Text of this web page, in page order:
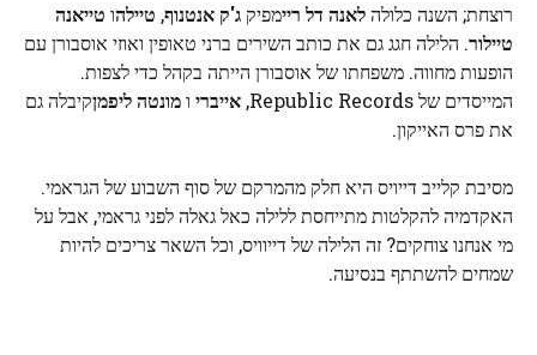
רוצחת; השנה כלולהלאנה דל ריימפיק ג'ק אנטנוף, טיילהו טייאנה
טיילור. הלילה חגג גם את כותב השירים ברני טאופין ואוזי אוסבורן עם
הופעות מחווה. משפחתו של אוסבורן הייתה בקהל כדי לצפות.
המייסדים של Republic Records,
אייברי ומונטה ליפמןקיבלה גם
את פרס האייקון.
מסיבת קלייב דייויס היא חלק מהמרקם של סוף השבוע של הגראמי.
האקדמיה להקלטות מתייחסת ללילה כאל גאלה לפני גראמי, אבל על
מי אנחנו צוחקים? זה הלילה של דייוויס, וכל השאר צריכים להיות
שמחים להשתתף בנסיעה.